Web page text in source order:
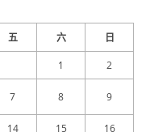
五 六 日
1 2
7 8 9
14 15
16